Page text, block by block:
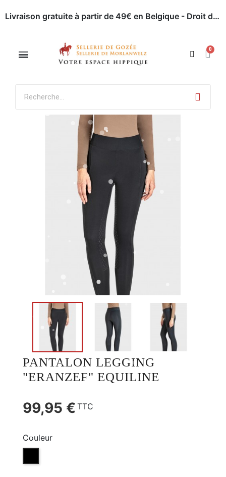
Livraison gratuite à partir de 49€ en Belgique - Droit de retour dans les 30 jours - Paiement en ligne sécurisé
PANTALON LEGGING
"ERANZEF" EQUILINE
99,95 € TTC
Couleur
NOIR (NOIR)